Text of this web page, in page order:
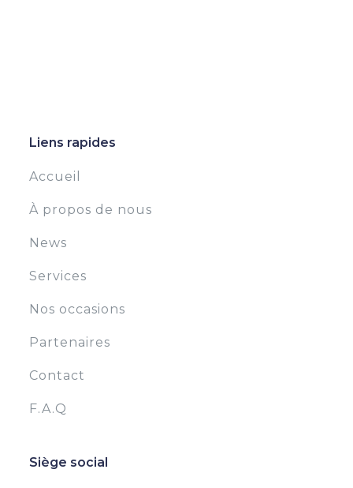
Liens rapides
Accueil
À propos de nous
News
Services
Nos occasions
Partenaires
Contact
F.A.Q
Siège social